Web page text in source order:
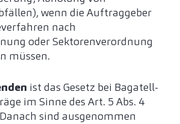
wenn die Auftraggeber
nach
oder Sektorenverordnung
müssen.
ist das Gesetz bei Bagatell-
im Sinne des Art. 5 Abs. 4
sind ausgenommen